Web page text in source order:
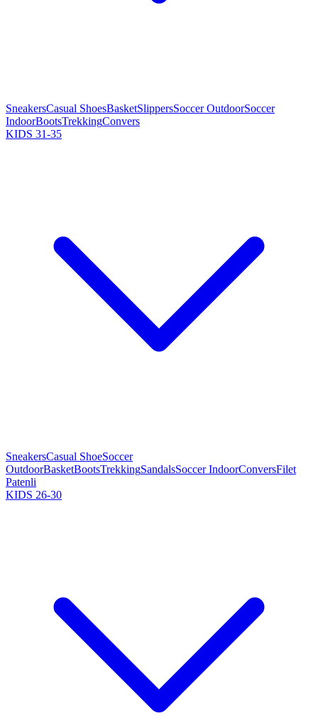
SneakersCasual ShoesBasketSlippersSoccer OutdoorSoccer
IndoorBootsTrekkingConvers
KIDS 31-35
SneakersCasual ShoeSoccer
OutdoorBasketBootsTrekkingSandalsSoccer IndoorConversFilet
Patenli
KIDS 26-30